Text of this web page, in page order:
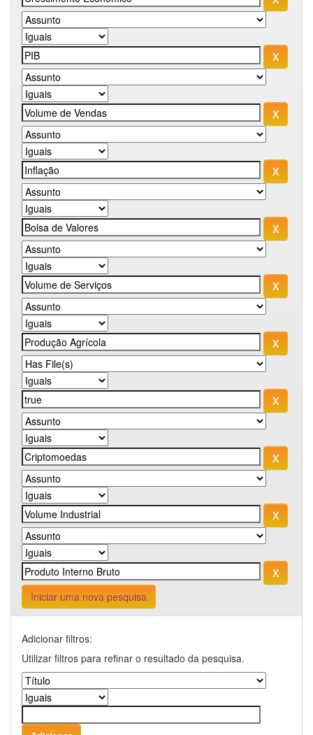
Iniciar uma nova pesquisa
Adicionar filtros:
Utilizar filtros para refinar o resultado da pesquisa.